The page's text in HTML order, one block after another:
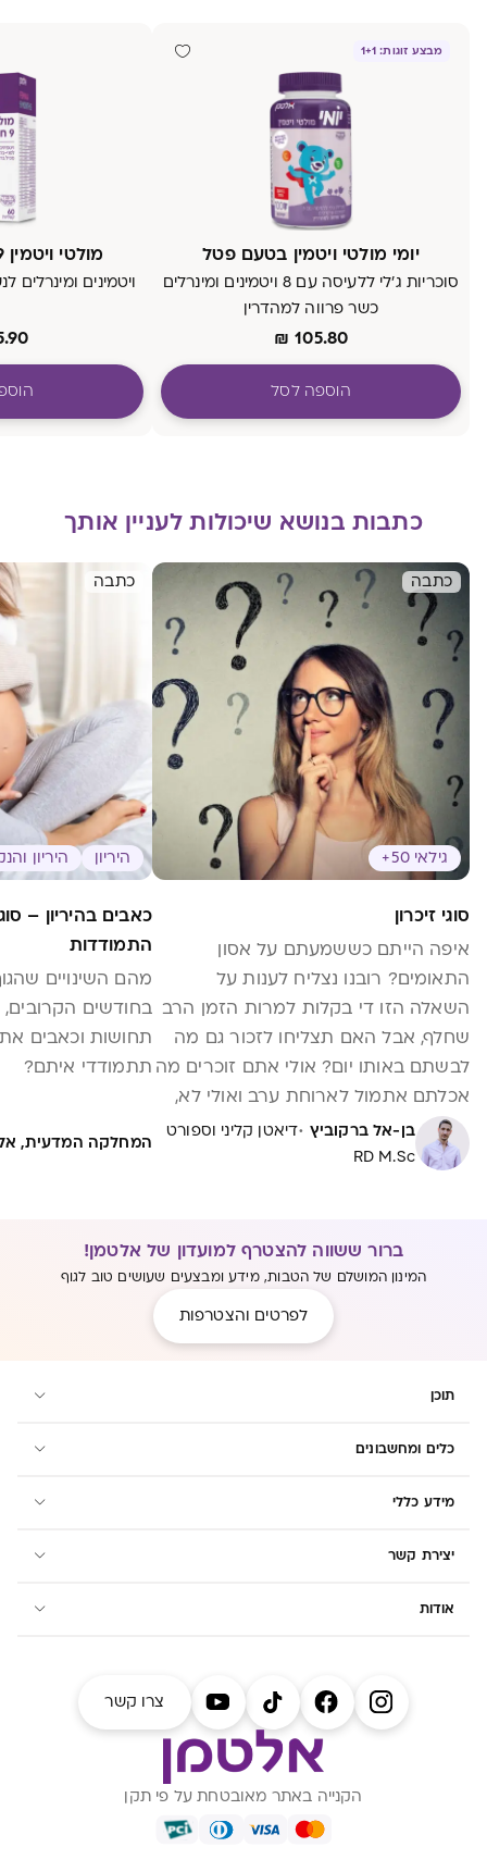
מבצע זוגות: 1+1
יומי מולטי ויטמין בטעם פטל
סוכריות ג'לי ללעיסה עם 8 ויטמינים ומינרלים
כשר פרווה למהדרין
₪ 105.80
הוספה לסל
מולטי ויטמין 9 חודשים בד"צ
ויטמינים ומינרלים
כתבות בנושא שיכולות לעניין אותך
כתבה
גילאי 50+
סוגי זיכרון
איפה הייתם כששמעתם על אסון
התאומים? רובנו נצליח לענות על
השאלה הזו די בקלות למרות הזמן הרב
שחלף, אבל האם תצליחו לזכור גם מה
לבשתם באותו יום? אולי אתם זוכרים מה
אכלתם אתמול לארוחת ערב ואולי לא,
אבל אתם בטח זוכרים את המנה
המצוינת שהזמנתם כשהייתם במסעדה
הזיכרון ובמאגרי הזיכרון השונים שבמוחנו
ובדרך בה אנו הופכים פרטי מידע
אקראיים לזיכרונות.
בן-אל ברקוביץ ·דיאטן קליני וספורט
RD M.Sc
כתבה
היריון היריון
כאבים בהיריון –
התמודדות
מהם השינויים
בחודשים הקרובים,
תחושות וכאבים
תתמודדי איתם?
המחלקה המדעית,
ברור ששווה להצטרף למועדון של אלטמן!
המינון המושלם של הטבות, מידע ומבצעים שעושים טוב לגוף
לפרטים והצטרפות
תוכן
כלים ומחשבונים
מידע כללי
יצירת קשר
אודות
צרו קשר
הקנייה באתר מאובטחת על פי תקן